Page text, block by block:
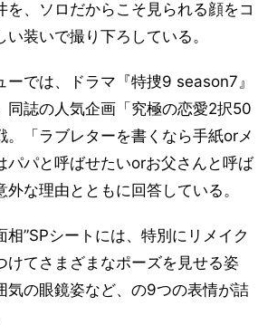
を、ソロだからこそ見られる顔をコ
い装いで撮り下ろしている。
ーでは、ドラマ『特捜9 season7』
同誌の人気企画「究極の恋愛2択50
。「ラブレターを書くなら手紙orメ
パパと呼ばせたいorお父さんと呼ば
な理由とともに回答している。
相”SPシートには、特別にリメイク
けてさまざまなポーズを見せる姿
気の眼鏡姿など、の9つの表情が詰